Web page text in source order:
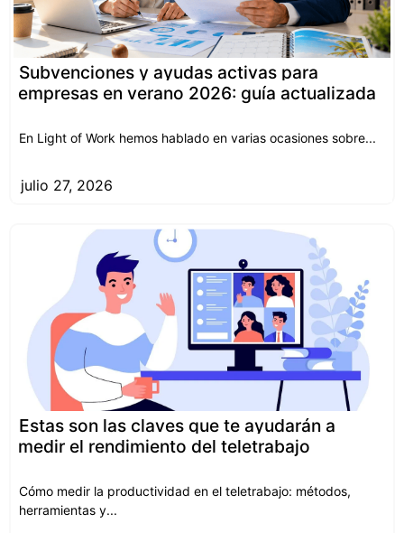
Subvenciones y ayudas activas para
empresas en verano 2026: guía actualizada
En Light of Work hemos hablado en varias ocasiones sobre...
julio 27, 2026
Estas son las claves que te ayudarán a
medir el rendimiento del teletrabajo
Cómo medir la productividad en el teletrabajo: métodos,
herramientas y...